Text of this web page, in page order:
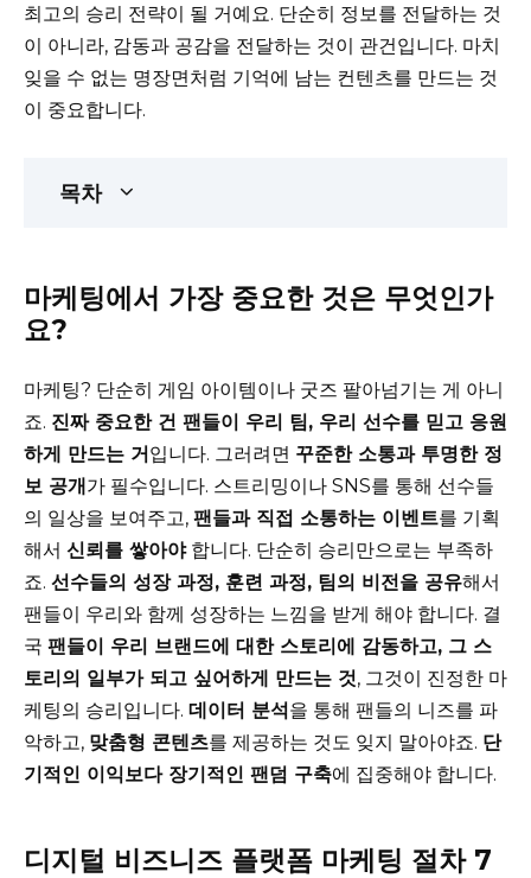
최고의 승리 전략이 될 거예요. 단순히 정보를 전달하는 것
이 아니라, 감동과 공감을 전달하는 것이 관건입니다. 마치
잊을 수 없는 명장면처럼 기억에 남는 컨텐츠를 만드는 것
이 중요합니다.
목차
마케팅에서 가장 중요한 것은 무엇인가
요?
마케팅? 단순히 게임 아이템이나 굿즈 팔아넘기는 게 아니
죠. 진짜 중요한 건 팬들이 우리 팀, 우리 선수를 믿고 응원
하게 만드는 거입니다. 그러려면 꾸준한 소통과 투명한 정
보 공개가 필수입니다. 스트리밍이나 SNS를 통해 선수들
의 일상을 보여주고, 팬들과 직접 소통하는 이벤트를 기획
해서 신뢰를 쌓아야합니다. 단순히 승리만으로는 부족하
죠. 선수들의 성장 과정, 훈련 과정, 팀의 비전을 공유해서
팬들이 우리와 함께 성장하는 느낌을 받게 해야 합니다. 결
국 팬들이 우리 브랜드에 대한 스토리에 감동하고, 그 스
토리의 일부가 되고 싶어하게 만드는 것, 그것이 진정한 마
케팅의 승리입니다. 데이터 분석을 통해 팬들의 니즈를 파
악하고, 맞춤형 콘텐츠를 제공하는 것도 잊지 말아야죠. 단
기적인 이익보다 장기적인 팬덤 구축에 집중해야 합니다.
디지털 비즈니즈 플랫폼 마케팅 절차 7